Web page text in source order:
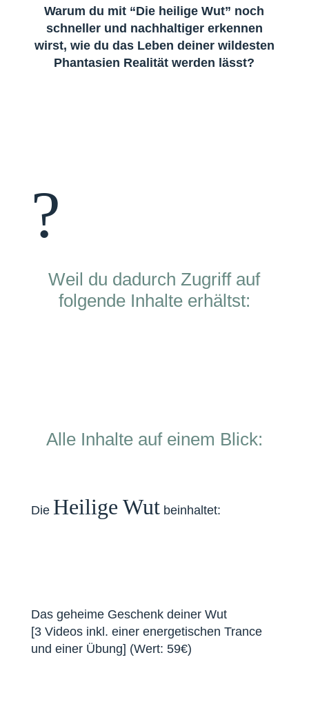
Warum du mit “Die heilige Wut” noch
schneller und nachhaltiger erkennen
wirst, wie du das Leben deiner wildesten
Phantasien Realität werden lässt?
?
Weil du dadurch Zugriff auf
folgende Inhalte erhältst:
Alle Inhalte auf einem Blick:
Die Heilige Wutbeinhaltet:
Das geheime Geschenk deiner Wut
[3 Videos inkl. einer energetischen Trance
und einer Übung] (Wert: 59€)